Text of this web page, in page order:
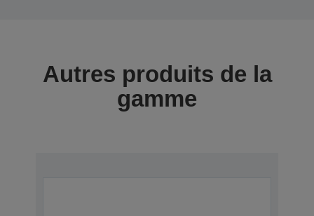
Autres produits de la
gamme